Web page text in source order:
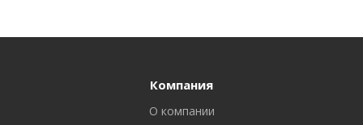
Компания
О компании